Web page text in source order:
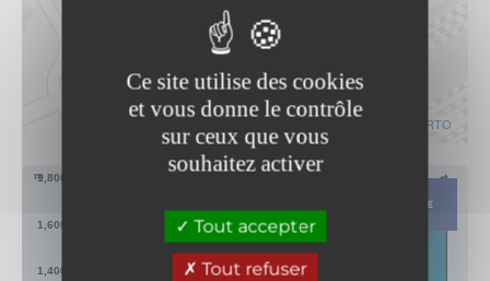
Ce site utilise des cookies
et vous donne le contrôle
sur ceux que vous
souhaitez activer
Tout accepter
Tout refuser
CARTO
1,400
1,600
1,800
m
ITINÉRAIRE